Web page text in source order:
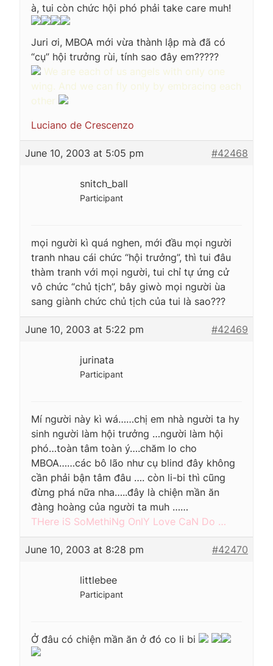
à, tui còn chức hội phó phải take care muh!
Juri ơi, MBOA mới vừa thành lập mà đã có
“cụ” hội trưởng rùi, tính sao đây em?????
We are each of us angels with only one
wing. And we can fly only by embracing each
other
Luciano de Crescenzo
June 10, 2003 at 5:05 pm #42468
snitch_ball
Participant
mọi người kì quá nghen, mới đầu mọi người
tranh nhau cái chức “hội trưởng”, thì tui đâu
thàm tranh với mọi người, tui chỉ tự ứng cử
vô chức “chủ tịch”, bây giwò mọi người ùa
sang giành chức chủ tịch của tui là sao???
June 10, 2003 at 5:22 pm #42469
jurinata
Participant
Mí người này kì wá……chị em nhà người ta hy
sinh người làm hội trưởng …người làm hội
phó…toàn tâm toàn ý….chăm lo cho
MBOA……các bô lão như cụ blind đây không
cần phải bận tâm đâu …. còn li-bi thì cũng
đừng phá nữa nha…..đây là chiện mần ăn
đàng hoàng của người ta muh ……
THere iS SoMethiNg OnlY Love CaN Do …
June 10, 2003 at 8:28 pm #42470
littlebee
Participant
Ở đâu có chiện mần ăn ở đó co li bi